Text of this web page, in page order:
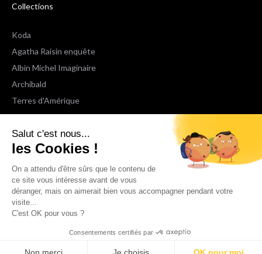
Salut c'est nous...
les Cookies !
On a attendu d'être sûrs que le contenu de
ce site vous intéresse avant de vous
déranger, mais on aimerait bien vous accompagner pendant votre
visite...
C'est OK pour vous ?
Consentements certifiés par
Collections
Koda
Agatha Raisin enquête
Albin Michel Imaginaire
Archibald
Terres d'Amérique
Espaces Libres Poche
NOX
Wiz
Voir toutes les collections
Nous suivre